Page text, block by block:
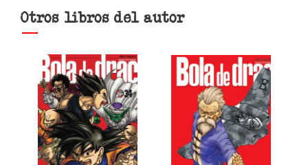
Otros libros del autor